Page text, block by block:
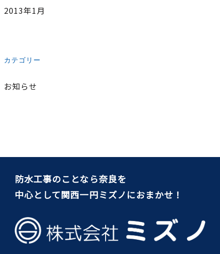
2013年1月
カテゴリー
お知らせ
防水工事のことなら奈良を
中心として関西一円ミズノにおまかせ！